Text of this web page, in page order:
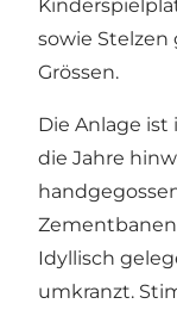
sowie Stelzen
Grössen.
Die Anlage ist
die Jahre
Idyllisch
umkranzt.